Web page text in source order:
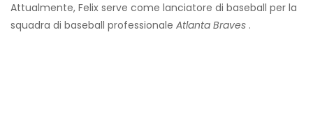
Attualmente, Felix serve come lanciatore di baseball per la
squadra di baseball professionale Atlanta Braves .